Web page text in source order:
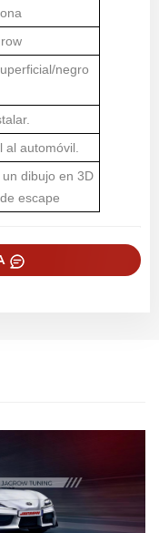
negro
automóvil.
dibujo en 3D
escape